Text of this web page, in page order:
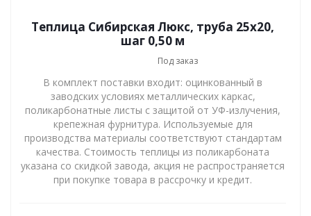
Теплица Сибирская Люкс, труба 25х20,
шаг 0,50 м
Под заказ
В комплект поставки входит: оцинкованный в
заводских условиях металлических каркас,
поликарбонатные листы с защитой от УФ-излучения,
крепежная фурнитура. Используемые для
производства материалы соответствуют стандартам
качества. Стоимость теплицы из поликарбоната
указана со скидкой завода, акция не распространяется
при покупке товара в рассрочку и кредит.